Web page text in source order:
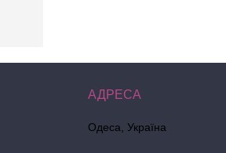
Одеса, Україна